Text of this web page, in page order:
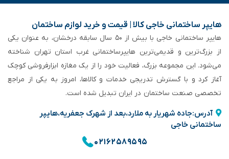
هایپر ساختمانی خاجی‌ کالا | قیمت و خرید لوازم ساختمان
هایپر ساختمانی خاجی‌ با بیش از ۵۰ سال سابقه‌ درخشان، به عنوان یکی
از بزرگ‌ترین و قدیمی‌ترین هایپرساختمانی‌ غرب استان تهران شناخته
می‌شود. این مجموعه بزرگ، فعالیت خود را از یک مغازه ابزارفروشی کوچک
آغاز کرد و با گسترش تدریجی خدمات و کالاها، امروز به یکی از مراجع
تخصصی صنعت ساختمان در ایران تبدیل شده است.
آدرس:جاده شهریار به ملارد،بعد از شهرک جعفریه،هایپر
ساختمانی خاجی
۰۲۱۶۲۵۸۹۵۹۵